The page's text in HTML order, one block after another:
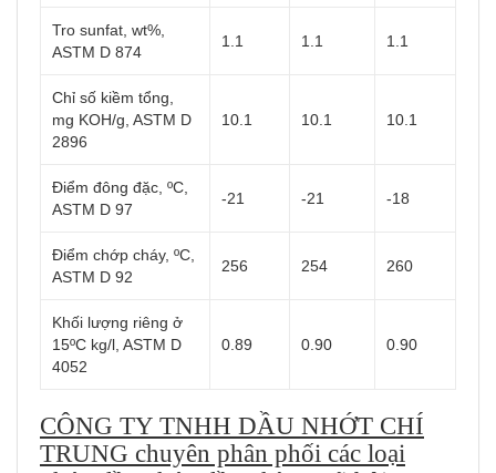
Tro sunfat, wt%,
ASTM D 874
1.1 1.1 1.1
Chỉ số kiềm tổng,
mg KOH/g, ASTM D
2896
10.1 10.1 10.1
Điểm đông đặc, ºC,
ASTM D 97
-21 -21 -18
Điểm chớp cháy, ºC,
ASTM D 92
256 254 260
Khối lượng riêng ở
15ºC kg/l, ASTM D
4052
0.89 0.90 0.90
CÔNG TY TNHH DẦU NHỚT CHÍ
TRUNG chuyên phân phối các loại